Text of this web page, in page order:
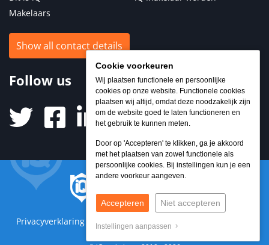
Cookie voorkeuren
Wij plaatsen functionele en persoonlijke
cookies op onze website. Functionele cookies
plaatsen wij altijd, omdat deze noodzakelijk zijn
om de website goed te laten functioneren en
het gebruik te kunnen meten.
Door op 'Accepteren' te klikken, ga je akkoord
met het plaatsen van zowel functionele als
persoonlijke cookies. Bij instellingen kun je een
andere voorkeur aangeven.
Accepteren Niet accepteren
Instellingen aanpassen
Makelaars
Show all contact details
Follow us
Privacyverklaring Sitemap
Cookies